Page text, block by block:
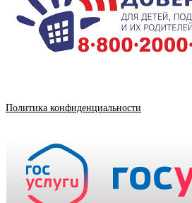
Политика конфиденциальности